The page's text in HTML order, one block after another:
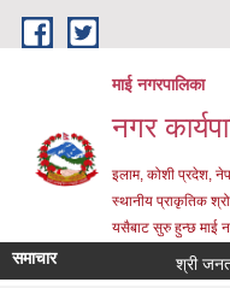
Skip to main content
माई नगरपालिका
नगर
इलाम, कोशी प्रदेश,
स्थानीय प्राकृतिक
यसैबाट सुरु हुन्छ माई
समाचार श्री जनता